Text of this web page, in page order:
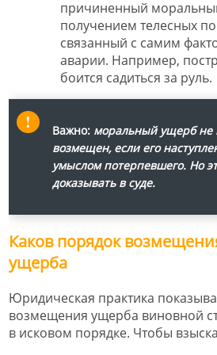
причиненный
получением телесных
связанный с самим
аварии. Например,
боится садиться за руль.
Важно: моральный ущерб не
возмещен, если его
умыслом потерпевшего. Но
доказывать в суде.
Каков порядок
ущерба
Юридическая практика
возмещения ущерба виновной
в исковом порядке. Чтобы